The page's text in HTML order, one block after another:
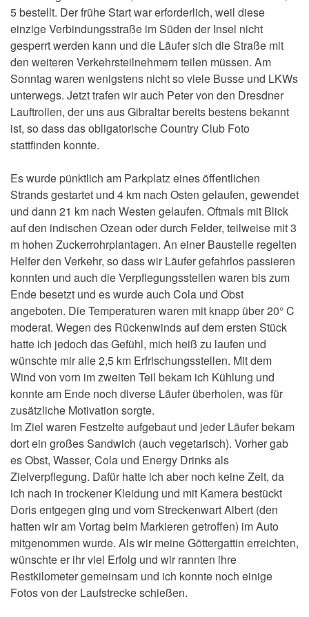
5 bestellt. Der frühe Start war erforderlich, weil diese
einzige Verbindungsstraße im Süden der Insel nicht
gesperrt werden kann und die Läufer sich die Straße mit
den weiteren Verkehrsteilnehmern teilen müssen. Am
Sonntag waren wenigstens nicht so viele Busse und LKWs
unterwegs. Jetzt trafen wir auch Peter von den Dresdner
Lauftrollen, der uns aus Gibraltar bereits bestens bekannt
ist, so dass das obligatorische Country Club Foto
stattfinden konnte.
Es wurde pünktlich am Parkplatz eines öffentlichen
Strands gestartet und 4 km nach Osten gelaufen, gewendet
und dann 21 km nach Westen gelaufen. Oftmals mit Blick
auf den indischen Ozean oder durch Felder, teilweise mit 3
m hohen Zuckerrohrplantagen. An einer Baustelle regelten
Helfer den Verkehr, so dass wir Läufer gefahrlos passieren
konnten und auch die Verpflegungsstellen waren bis zum
Ende besetzt und es wurde auch Cola und Obst
angeboten. Die Temperaturen waren mit knapp über 20° C
moderat. Wegen des Rückenwinds auf dem ersten Stück
hatte ich jedoch das Gefühl, mich heiß zu laufen und
wünschte mir alle 2,5 km Erfrischungsstellen. Mit dem
Wind von vorn im zweiten Teil bekam ich Kühlung und
konnte am Ende noch diverse Läufer überholen, was für
zusätzliche Motivation sorgte.
Im Ziel waren Festzelte aufgebaut und jeder Läufer bekam
dort ein großes Sandwich (auch vegetarisch). Vorher gab
es Obst, Wasser, Cola und Energy Drinks als
Zielverpflegung. Dafür hatte ich aber noch keine Zeit, da
ich nach in trockener Kleidung und mit Kamera bestückt
Doris entgegen ging und vom Streckenwart Albert (den
hatten wir am Vortag beim Markieren getroffen) im Auto
mitgenommen wurde. Als wir meine Göttergattin erreichten,
wünschte er ihr viel Erfolg und wir rannten ihre
Restkilometer gemeinsam und ich konnte noch einige
Fotos von der Laufstrecke schießen.